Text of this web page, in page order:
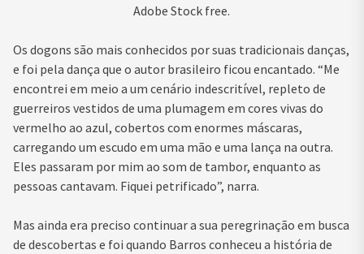
Adobe Stock free.
Os dogons são mais conhecidos por suas tradicionais danças,
e foi pela dança que o autor brasileiro ficou encantado. “Me
encontrei em meio a um cenário indescritível, repleto de
guerreiros vestidos de uma plumagem em cores vivas do
vermelho ao azul, cobertos com enormes máscaras,
carregando um escudo em uma mão e uma lança na outra.
Eles passaram por mim ao som de tambor, enquanto as
pessoas cantavam. Fiquei petrificado”, narra.
Mas ainda era preciso continuar a sua peregrinação em busca
de descobertas e foi quando Barros conheceu a história de